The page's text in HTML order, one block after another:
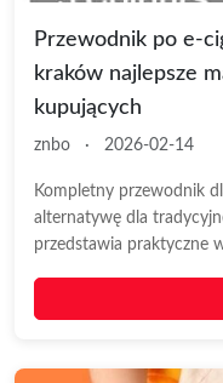
Przewodnik po e-
kraków najlepsze
kupujących
znbo · 2026-02-14
Kompletny przewodnik
alternatywę dla
przedstawia praktyczne